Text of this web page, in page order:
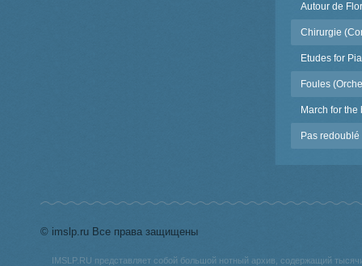
Autour de
Chirurgie
Etudes for
Foules
March for
Pas
© imslp.ru Все права защищены
IMSLP.RU представляет собой большой нотный архив, содержащий